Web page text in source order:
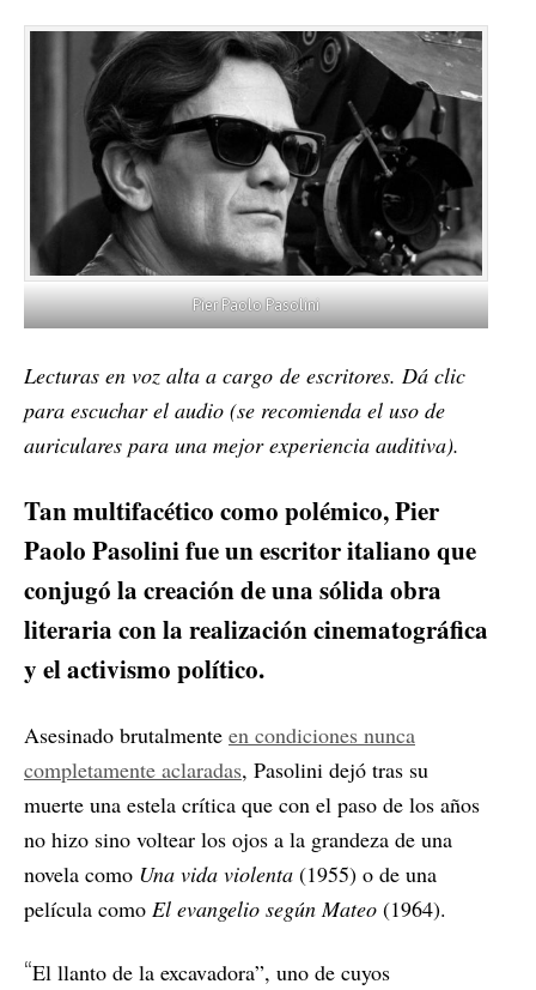
Pier Paolo Pasolini
Lecturas en voz alta a cargo de escritores. Dá clic
para escuchar el audio (se recomienda el uso de
auriculares para una mejor experiencia auditiva).
Tan multifacético como polémico, Pier
Paolo Pasolini fue un escritor italiano que
conjugó la creación de una sólida obra
literaria con la realización cinematográfica
y el activismo político.
Asesinado brutalmente en condiciones nunca
completamente aclaradas, Pasolini dejó tras su
muerte una estela crítica que con el paso de los años
no hizo sino voltear los ojos a la grandeza de una
novela como Una vida violenta (1955) o de una
película como El evangelio según Mateo (1964).
“El llanto de la excavadora”, uno de cuyos